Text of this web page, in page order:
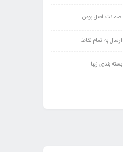
ضمانت اصل بودن
ارسال به تمام نقاط
بسته بندی زیبا